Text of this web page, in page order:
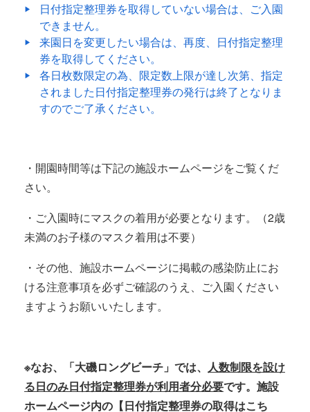
日付指定整理券を取得していない場合は、ご入園
できません。
来園日を変更したい場合は、再度、日付指定整理
券を取得してください。
各日枚数限定の為、限定数上限が達し次第、指定
されました日付指定整理券の発行は終了となりま
すのでご了承ください。
・開園時間等は下記の施設ホームページをご覧くだ
さい。
・ご入園時にマスクの着用が必要となります。（2歳
未満のお子様のマスク着用は不要）
・その他、施設ホームページに掲載の感染防止にお
ける注意事項を必ずご確認のうえ、ご入園ください
ますようお願いいたします。
※なお、「大磯ロングビーチ」では、 人数制限を設け
る日のみ日付指定整理券が利用者分必要です。施設
ホームページ内の【日付指定整理券の取得はこち